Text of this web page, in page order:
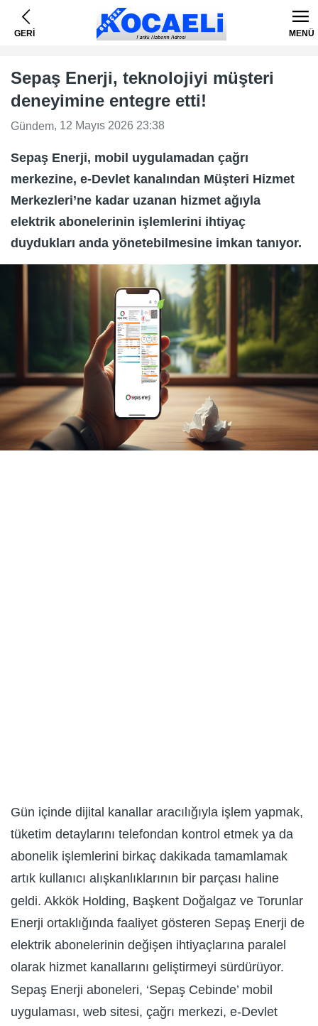
GERİ MENÜ
Sepaş Enerji, teknolojiyi müşteri
deneyimine entegre etti!
Gündem, 12 Mayıs 2026 23:38
Sepaş Enerji, mobil uygulamadan çağrı
merkezine, e-Devlet kanalından Müşteri Hizmet
Merkezleri’ne kadar uzanan hizmet ağıyla
elektrik abonelerinin işlemlerini ihtiyaç
duydukları anda yönetebilmesine imkan tanıyor.
Gün içinde dijital kanallar aracılığıyla işlem yapmak,
tüketim detaylarını telefondan kontrol etmek ya da
abonelik işlemlerini birkaç dakikada tamamlamak
artık kullanıcı alışkanlıklarının bir parçası haline
geldi. Akkök Holding, Başkent Doğalgaz ve Torunlar
Enerji ortaklığında faaliyet gösteren Sepaş Enerji de
elektrik abonelerinin değişen ihtiyaçlarına paralel
olarak hizmet kanallarını geliştirmeyi sürdürüyor.
Sepaş Enerji aboneleri, ‘Sepaş Cebinde’ mobil
uygulaması, web sitesi, çağrı merkezi, e-Devlet